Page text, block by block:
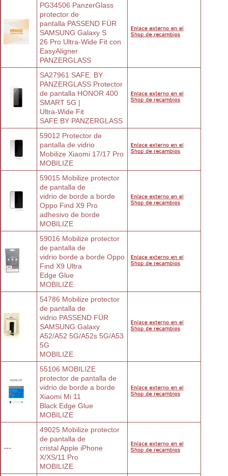
PG34506 PanzerGlass
protector de
pantalla PASSEND FÜR
SAMSUNG Galaxy S
26 Pro Ultra-Wide Fit con
EasyAligner
PANZERGLASS
SA27961 SAFE. BY
PANZERGLASS Protector
de pantalla HONOR 400
SMART 5G |
Ultra-Wide Fit
SAFE BY PANZERGLASS
59012 Protector de
pantalla de vidrio
Mobilize Xiaomi 17/17 Pro
MOBILIZE
59015 Mobilize protector
de pantalla de
vidrio de borde a borde
Oppo Find X9 Pro
adhesivo de borde
MOBILIZE
59016 Mobilize protector
de pantalla de
vidrio borde a borde Oppo
Find X9 Ultra
Edge Glue
MOBILIZE
54786 Mobilize protector
de pantalla de
vidrio PASSEND FÜR
SAMSUNG Galaxy
A52/A52 5G/A52s 5G/A53
5G
MOBILIZE
55106 MOBILIZE
protector de pantalla de
vidrio de borde a borde
Xiaomi Mi 11
Black Edge Glue
MOBILIZE
---
49025 Mobilize protector
de pantalla de
cristal Apple iPhone
X/XS/11 Pro
MOBILIZE